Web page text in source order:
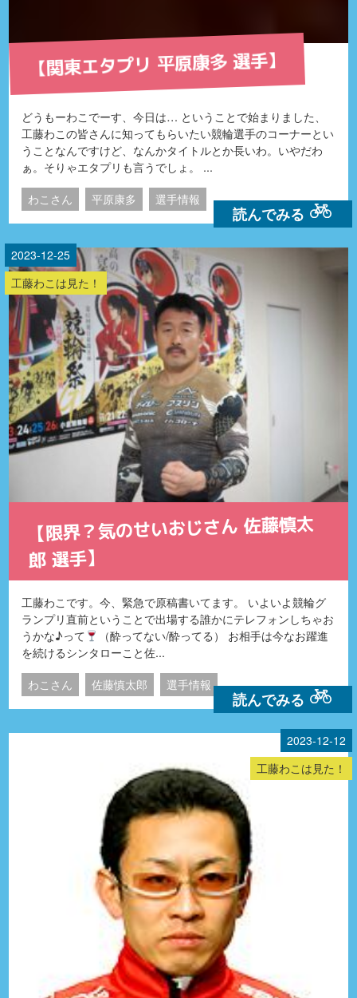
【関東エタプリ 平原康多 選手】
どうもーわこでーす、今日は… ということで始まりました、
工藤わこの皆さんに知ってもらいたい競輪選手のコーナーとい
うことなんですけど、なんかタイトルとか長いわ。いやだわ
ぁ。そりゃエタプリも言うでしょ。 ...
わこさん 平原康多 選手情報
読んでみる
2023-12-25
工藤わこは見た！
【限界？気のせいおじさん 佐藤慎太
郎 選手】
工藤わこです。今、緊急で原稿書いてます。 いよいよ競輪グ
ランプリ直前ということで出場する誰かにテレフォンしちゃお
うかな♪って
（酔ってない/酔ってる） お相手は今なお躍進
を続けるシンタローこと佐...
わこさん 佐藤慎太郎 選手情報
読んでみる
2023-12-12
工藤わこは見た！